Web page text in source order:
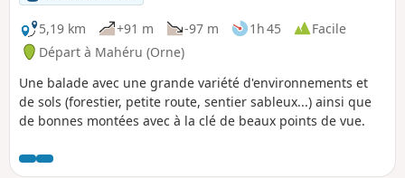
5,19 km
+91 m -97 m 1h 45
Facile
Départ à Mahéru (Orne)
Une balade avec une grande variété d'environnements et
de sols (forestier, petite route, sentier sableux...) ainsi que
de bonnes montées avec à la clé de beaux points de vue.